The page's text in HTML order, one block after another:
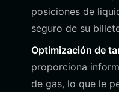
posiciones de
seguro de su
Optimización de
proporciona
de gas, lo que le